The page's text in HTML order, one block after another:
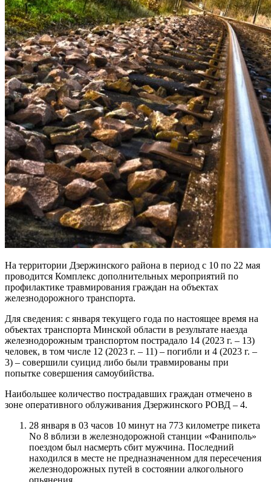
На территории Дзержинского района в период с 10 по 22 мая
проводится Комплекс дополнительных мероприятий по
профилактике травмирования граждан на объектах
железнодорожного транспорта.
Для сведения: с января текущего года по настоящее время на
объектах транспорта Минской области в результате наезда
железнодорожным транспортом пострадало 14 (2023 г. – 13)
человек, в том числе 12 (2023 г. – 11) – погибли и 4 (2023 г. –
3) – совершили суицид либо были травмированы при
попытке совершения самоубийства.
Наибольшее количество пострадавших граждан отмечено в
зоне оперативного облуживания Дзержинского РОВД – 4.
28 января в 03 часов 10 минут на 773 километре пикета
No 8 вблизи в железнодорожной станции «Фаниполь»
поездом был насмерть сбит мужчина. Последний
находился в месте не предназначенном для пересечения
железнодорожных путей в состоянии алкогольного
опьянения.